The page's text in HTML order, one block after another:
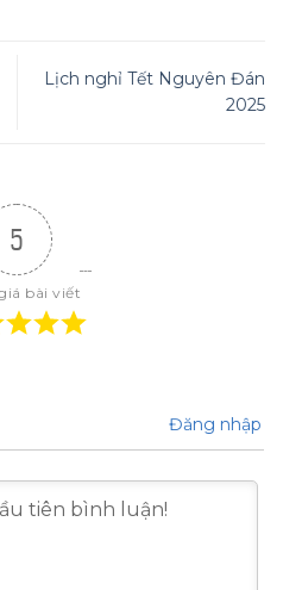
Lịch nghỉ Tết Nguyên Đán
2025
5
bài viết
Đăng nhập